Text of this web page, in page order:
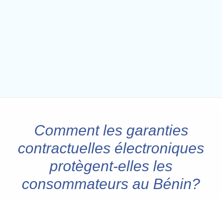
Comment les garanties
contractuelles électroniques
protègent-elles les
consommateurs au Bénin?